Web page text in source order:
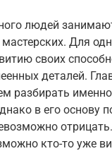
людей
Для
своих
деталей.
разбирать
в его
кто-то уже